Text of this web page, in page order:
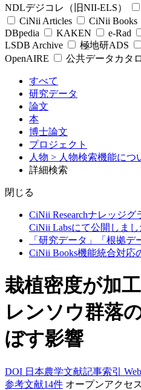
NDLデジコレ（旧NII-ELS）
CiNii Articles
CiNii Books
DBpedia
KAKEN e-Rad
LSDB Archive
極地研ADS
OpenAIRE
公共データカタ
すべて
研究データ
論文
本
博士論文
プロジェクト
人物 > 人物検索機能につ
詳細検索
閉じる
CiNii Researchナレッジ
CiNii Labsにて公開しまし
「研究データ」「根拠
CiNii Books機能統合対応
栽植密度が加
レンソウ群落
ぼす影響
DOI 日本農学文献記事索引
参考文献14件 オープンアクセス